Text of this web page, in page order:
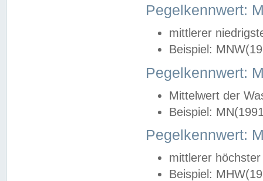
Pegelkennwert:
mittlerer
Beispiel:
Pegelkennwert:
Mittelwert der
Beispiel:
Pegelkennwert:
mittlerer
Beispiel: